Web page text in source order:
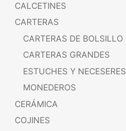
CALCETINES
CARTERAS
CARTERAS DE BOLSILLO
CARTERAS GRANDES
ESTUCHES Y NECESERES
MONEDEROS
CERÁMICA
COJINES